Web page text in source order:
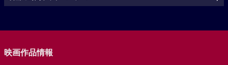
映画作品情報